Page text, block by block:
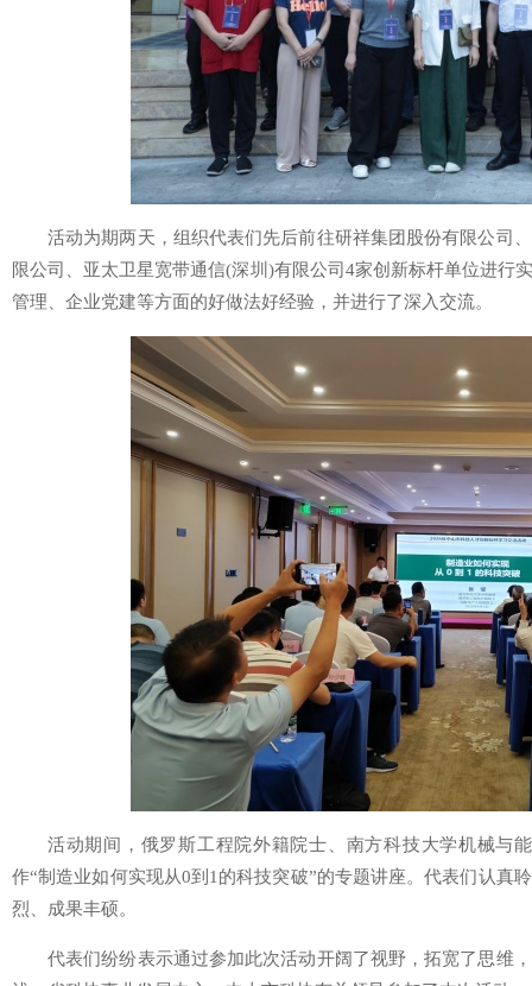
活动为期两天，组织代表们先后前往研祥集团股份有限公司
限公司、亚太卫星宽带通信(深圳)有限公司4家创新标杆单位进行
管理、企业党建等方面的好做法好经验，并进行了深入交流。
活动期间，俄罗斯工程院外籍院士、南方科技大学机械与
作“制造业如何实现从0到1的科技突破”的专题讲座。代表们认真
烈、成果丰硕。
代表们纷纷表示通过参加此次活动开阔了视野，拓宽了思维